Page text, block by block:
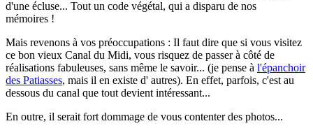
d'une écluse... Tout un code végétal, qui a disparu de nos
mémoires !
Mais revenons à vos préoccupations : Il faut dire que si vous visitez
ce bon vieux Canal du Midi, vous risquez de passer à côté de
réalisations fabuleuses, sans même le savoir... (je pense à l'épanchoir
des Patiasses, mais il en existe d' autres). En effet, parfois, c'est au
dessous du canal que tout devient intéressant...
En outre, il serait fort dommage de vous contenter des photos...